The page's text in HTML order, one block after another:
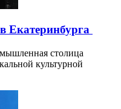
Екатеринбурга
столица
культурной